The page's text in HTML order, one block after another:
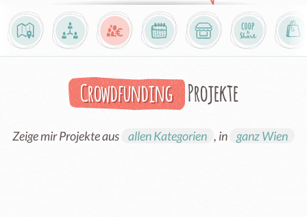
Crowdfunding Projekte
Zeige mir Projekte aus allen Kategorien , in ganz Wien